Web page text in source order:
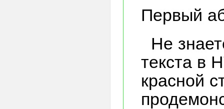
Первый
Не
текста в
красной